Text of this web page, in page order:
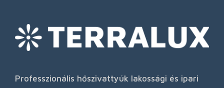
Professzionális hőszivattyúk lakossági és ipari